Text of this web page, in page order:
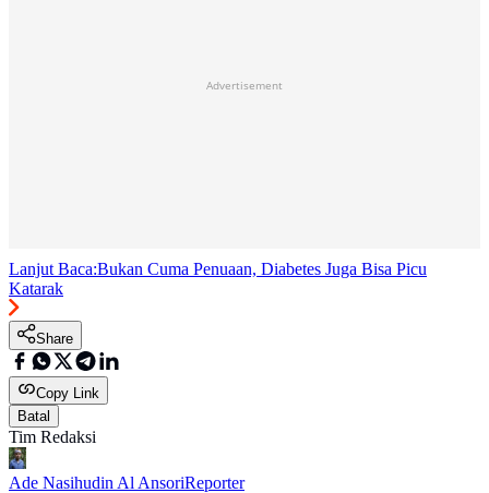
Advertisement
Lanjut Baca:Bukan Cuma Penuaan, Diabetes Juga Bisa Picu
Katarak
Share
Copy Link
Batal
Tim Redaksi
Ade Nasihudin Al AnsoriReporter